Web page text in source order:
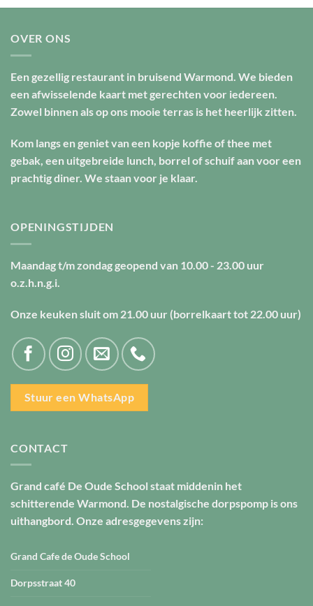
OVER ONS
Een gezellig restaurant in bruisend Warmond. We bieden
een afwisselende kaart met gerechten voor iedereen.
Zowel binnen als op ons mooie terras is het heerlijk zitten.
Kom langs en geniet van een kopje koffie of thee met
gebak, een uitgebreide lunch, borrel of schuif aan voor een
prachtig diner. We staan voor je klaar.
OPENINGSTIJDEN
Maandag t/m zondag geopend van 10.00 - 23.00 uur
o.z.h.n.g.i.
Onze keuken sluit om 21.00 uur (borrelkaart tot 22.00 uur)
Stuur een WhatsApp
CONTACT
Grand café De Oude School staat middenin het
schitterende Warmond. De nostalgische dorpspomp is ons
uithangbord. Onze adresgegevens zijn:
Grand Cafe de Oude School
Dorpsstraat 40